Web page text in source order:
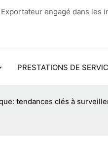
engagé dans les
PRESTATIONS DE
tendances clés à